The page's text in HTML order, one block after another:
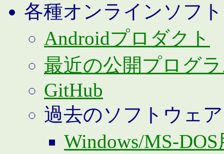
各種オンラインソフ
Androidプロダクト
最近の公開プログ
GitHub
過去のソフトウェア
Windows/MS-DOS